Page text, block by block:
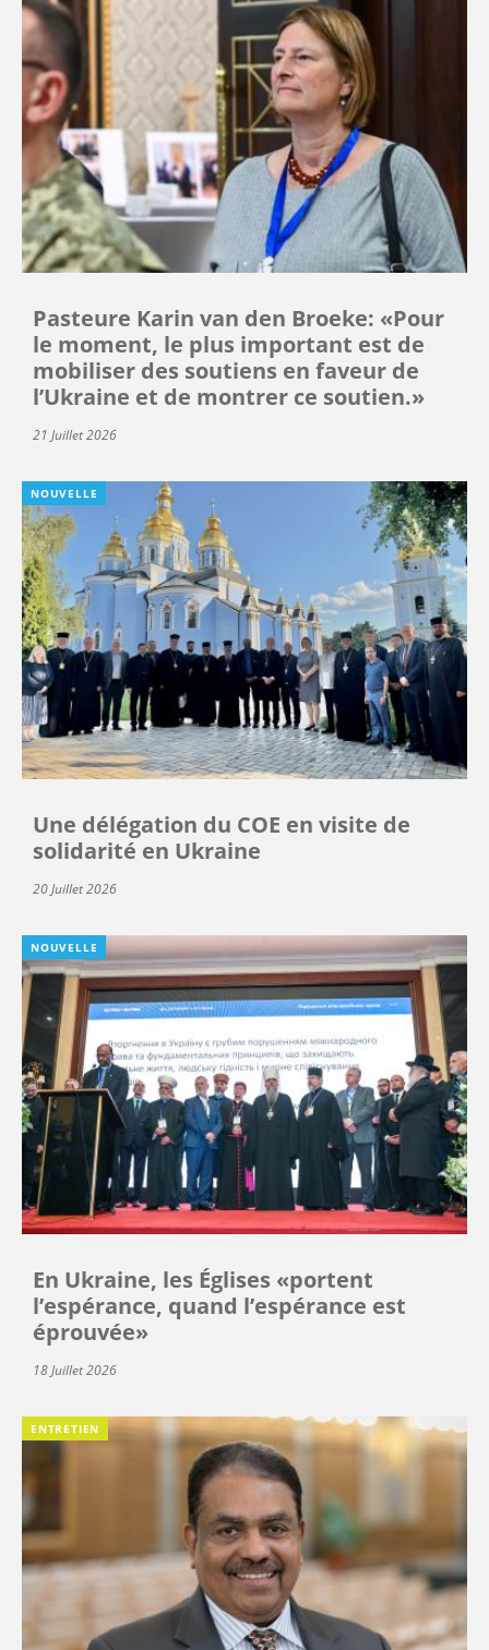
Pasteure Karin van den Broeke: «Pour
le moment, le plus important est de
mobiliser des soutiens en faveur de
l’Ukraine et de montrer ce soutien.»
21 Juillet 2026
NOUVELLE
Une délégation du COE en visite de
solidarité en Ukraine
20 Juillet 2026
NOUVELLE
En Ukraine, les Églises «portent
l’espérance, quand l’espérance est
éprouvée»
18 Juillet 2026
ENTRETIEN